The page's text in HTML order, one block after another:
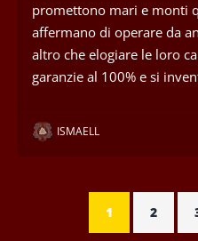
promettono mari e monti
affermano di operare da
altro che elogiare le loro
garanzie al 100% e si
ISMAELL
1 2